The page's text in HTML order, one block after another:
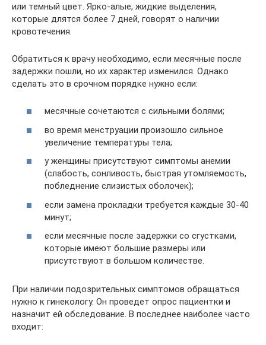
или темный цвет. Ярко-алые, жидкие выделения,
которые длятся более 7 дней, говорят о наличии
кровотечения.
Обратиться к врачу необходимо, если месячные после
задержки пошли, но их характер изменился. Однако
сделать это в срочном порядке нужно если:
месячные сочетаются с сильными болями;
во время менструации произошло сильное
увеличение температуры тела;
у женщины присутствуют симптомы анемии
(слабость, сонливость, быстрая утомляемость,
побледнение слизистых оболочек);
если замена прокладки требуется каждые 30-40
минут;
если месячные после задержки со сгустками,
которые имеют большие размеры или
присутствуют в большом количестве.
При наличии подозрительных симптомов обращаться
нужно к гинекологу. Он проведет опрос пациентки и
назначит ей обследование. В последнее наиболее часто
входит: